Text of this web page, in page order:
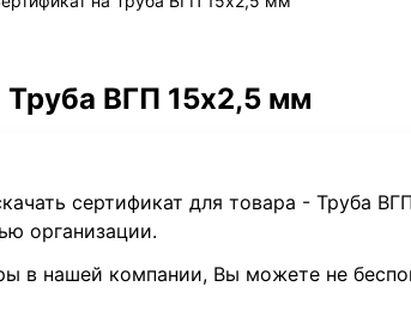
Труба ВГП 15х2,5 мм
сертификат для товара - Труба
организации.
в нашей компании, Вы можете не